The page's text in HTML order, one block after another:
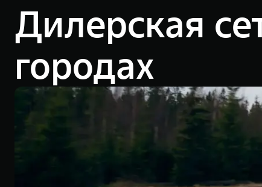
Дилерская
городах